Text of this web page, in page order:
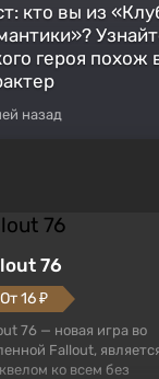
кто вы из
героя похож
назад
76
От 16 ₽
76 — новая игра во
Fallout,
ко всем без